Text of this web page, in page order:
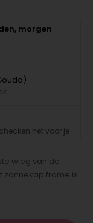
morgen
checken het voor je
wieg van de
zonnekap frame is